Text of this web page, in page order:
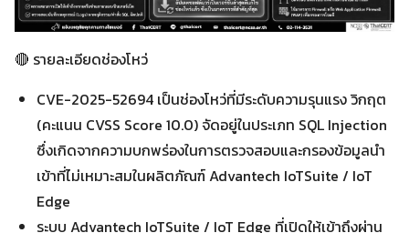
🔴 รายละเอียดช่องโหว่
CVE-2025-52694 เป็นช่องโหว่ที่มีระดับความรุนแรง วิกฤต
(คะแนน CVSS Score 10.0) จัดอยู่ในประเภท SQL Injection
ซึ่งเกิดจากความบกพร่องในการตรวจสอบและกรองข้อมูลนำ
เข้าที่ไม่เหมาะสมในผลิตภัณฑ์ Advantech IoTSuite / IoT
Edge
ระบบ Advantech IoTSuite / IoT Edge ที่เปิดให้เข้าถึงผ่าน